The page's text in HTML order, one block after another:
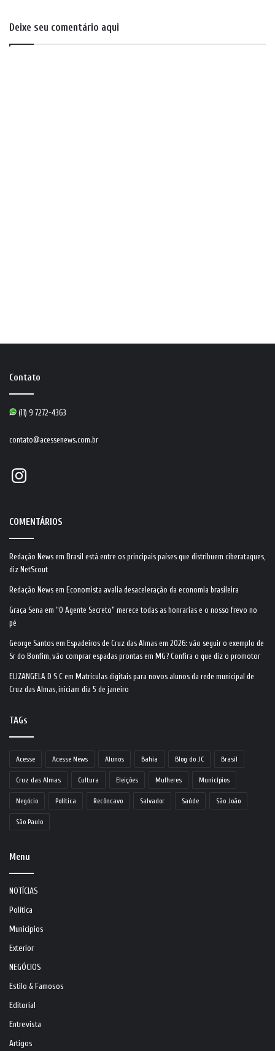
Deixe seu comentário aqui
Contato
(11) 9 7272-4363
contato@acessenews.com.br
Instagram
COMENTÁRIOS
Redação News em Brasil está entre os principais países que distribuem ciberataques,
diz NetScout
Redação News em Economista avalia desaceleração da economia brasileira
Graça Sena em “O Agente Secreto” merece todas as honrarias e o nosso frevo no
pé
George Santos em Espadeiros de Cruz das Almas em 2026: vão seguir o exemplo de
Sr do Bonfim, vão comprar espadas prontas em MG? Confira o que diz o promotor
ELIZANGELA D S C em Matrículas digitais para novos alunos da rede municipal de
Cruz das Almas, iniciam dia 5 de janeiro
TAGs
Acesse Acesse News Alunos Bahia Blog do JC Brasil
Cruz das Almas Cultura Eleições Mulheres Municípios
Negócio Política Recôncavo Salvador Saúde São João
São Paulo
Menu
NOTÍCIAS
Política
Municípios
Exterior
NEGÓCIOS
Estilo & Famosos
Editorial
Entrevista
Artigos